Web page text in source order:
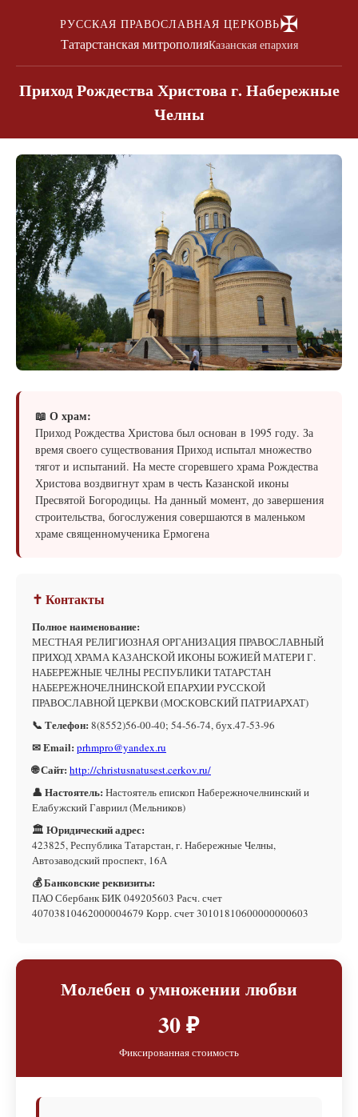
РУССКАЯ ПРАВОСЛАВНАЯ ЦЕРКОВЬ✠
Татарстанская митрополияКазанская епархия
Приход Рождества Христова г. Набережные
Челны
📖 О храм:
Приход Рождества Христова был основан в 1995 году. За
время своего существования Приход испытал множество
тягот и испытаний. На месте сгоревшего храма Рождества
Христова воздвигнут храм в честь Казанской иконы
Пресвятой Богородицы. На данный момент, до завершения
строительства, богослужения совершаются в маленьком
храме священномученика Ермогена
✝ Контакты
Полное наименование:
МЕСТНАЯ РЕЛИГИОЗНАЯ ОРГАНИЗАЦИЯ ПРАВОСЛАВНЫЙ
ПРИХОД ХРАМА КАЗАНСКОЙ ИКОНЫ БОЖИЕЙ МАТЕРИ Г.
НАБЕРЕЖНЫЕ ЧЕЛНЫ РЕСПУБЛИКИ ТАТАРСТАН
НАБЕРЕЖНОЧЕЛНИНСКОЙ ЕПАРХИИ РУССКОЙ
ПРАВОСЛАВНОЙ ЦЕРКВИ (МОСКОВСКИЙ ПАТРИАРХАТ)
📞 Телефон: 8(8552)56-00-40; 54-56-74, бух.47-53-96
✉ Email: prhmpro@yandex.ru
🌐 Сайт: http://christusnatusest.cerkov.ru/
👤 Настоятель: Настоятель епископ Набережночелнинский и
Елабужский Гавриил (Мельников)
🏛 Юридический адрес:
423825, Республика Татарстан, г. Набережные Челны,
Автозаводский проспект, 16А
💰 Банковские реквизиты:
ПАО Сбербанк БИК 049205603 Расч. счет
40703810462000004679 Корр. счет 30101810600000000603
Молебен о умножении любви
30 ₽
Фиксированная стоимость